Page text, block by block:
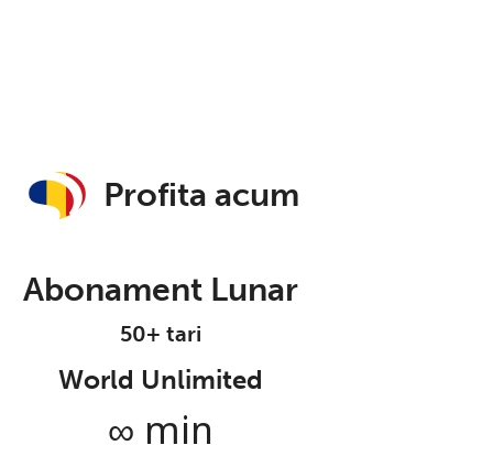
Profita acum
Abonament Lunar
50+ tari
World Unlimited
∞ min